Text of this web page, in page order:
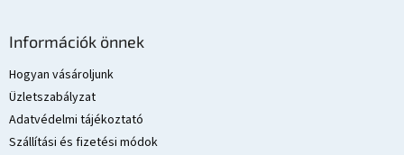
Információk önnek
Hogyan vásároljunk
Üzletszabályzat
Adatvédelmi tájékoztató
Szállítási és fizetési módok